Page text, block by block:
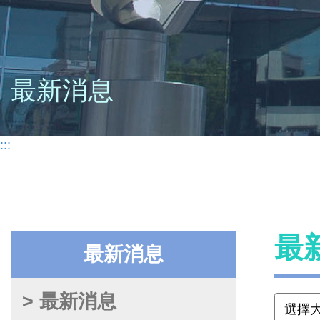
最新消息
:::
最新消息
> 最新消息
最